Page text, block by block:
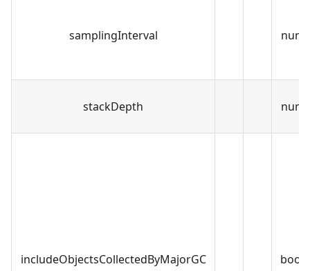
samplingInterval
stackDepth
includeObjectsCollectedByMajorGC